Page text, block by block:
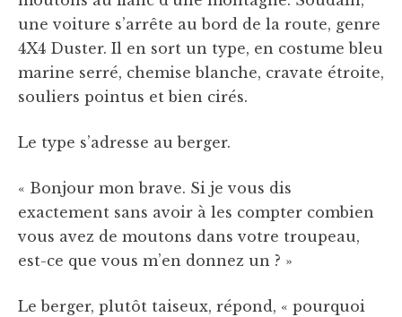
une voiture s’arrête au bord de la route, genre
4X4 Duster. Il en sort un type, en costume bleu
marine serré, chemise blanche, cravate étroite,
souliers pointus et bien cirés.
Le type s’adresse au berger.
« Bonjour mon brave. Si je vous dis
exactement sans avoir à les compter combien
vous avez de moutons dans votre troupeau,
est-ce que vous m’en donnez un ? »
Le berger, plutôt taiseux, répond, « pourquoi